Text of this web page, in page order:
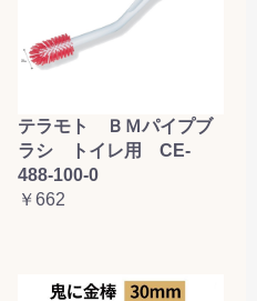
テラモト ＢＭパイプブ
ラシ トイレ用 CE-
488-100-0
￥662